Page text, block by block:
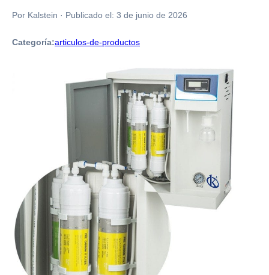
Por Kalstein · Publicado el: 3 de junio de 2026
Categoría:articulos-de-productos